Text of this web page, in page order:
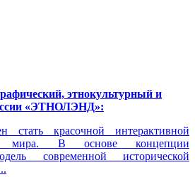
этнокультурный и
«ЭТНОЛЭНД»:
красочной интерактивной
мира. В основе концепции
современной исторической